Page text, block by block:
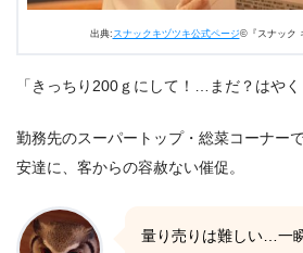
出典: スナックキヅツキ公式ページ©『スナック
「きっちり200ｇにして！…まだ？はやく
勤務先のスーパートップ・総菜コーナー
安達に、客からの容赦ない催促。
量り売りは難しい…一